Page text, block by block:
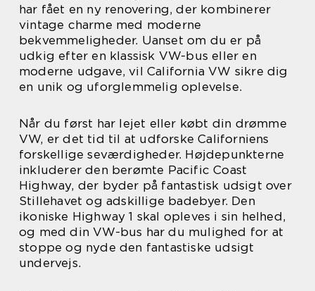
har fået en ny renovering, der kombinerer
vintage charme med moderne
bekvemmeligheder. Uanset om du er på
udkig efter en klassisk VW-bus eller en
moderne udgave, vil California VW sikre dig
en unik og uforglemmelig oplevelse.
Når du først har lejet eller købt din drømme
VW, er det tid til at udforske Californiens
forskellige seværdigheder. Højdepunkterne
inkluderer den berømte Pacific Coast
Highway, der byder på fantastisk udsigt over
Stillehavet og adskillige badebyer. Den
ikoniske Highway 1 skal opleves i sin helhed,
og med din VW-bus har du mulighed for at
stoppe og nyde den fantastiske udsigt
undervejs.